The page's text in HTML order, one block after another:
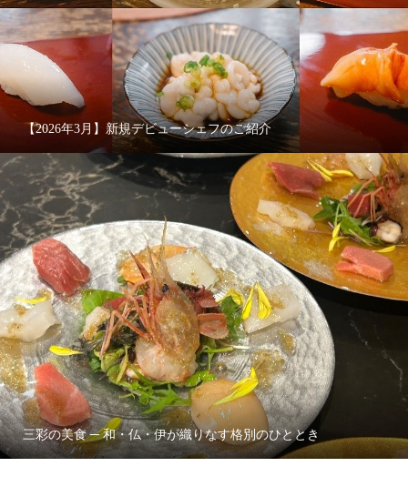
【2026年3月】新規デビューシェフのご紹介
三彩の美食 ─ 和・仏・伊が織りなす格別のひととき